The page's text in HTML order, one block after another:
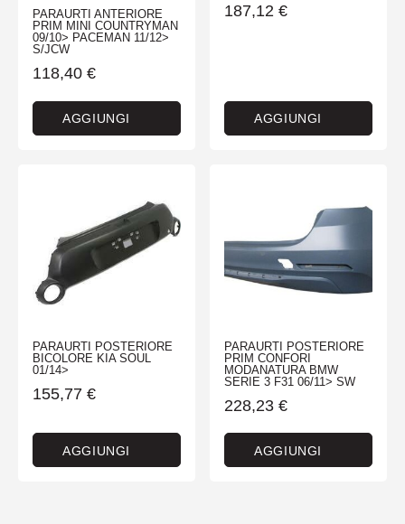
PARAURTI ANTERIORE
PRIM MINI COUNTRYMAN
09/10> PACEMAN 11/12>
S/JCW
118,40 €
AGGIUNGI
187,12 €
AGGIUNGI
PARAURTI POSTERIORE
BICOLORE KIA SOUL
01/14>
155,77 €
AGGIUNGI
PARAURTI POSTERIORE
PRIM CONFORI
MODANATURA BMW
SERIE 3 F31 06/11> SW
228,23 €
AGGIUNGI